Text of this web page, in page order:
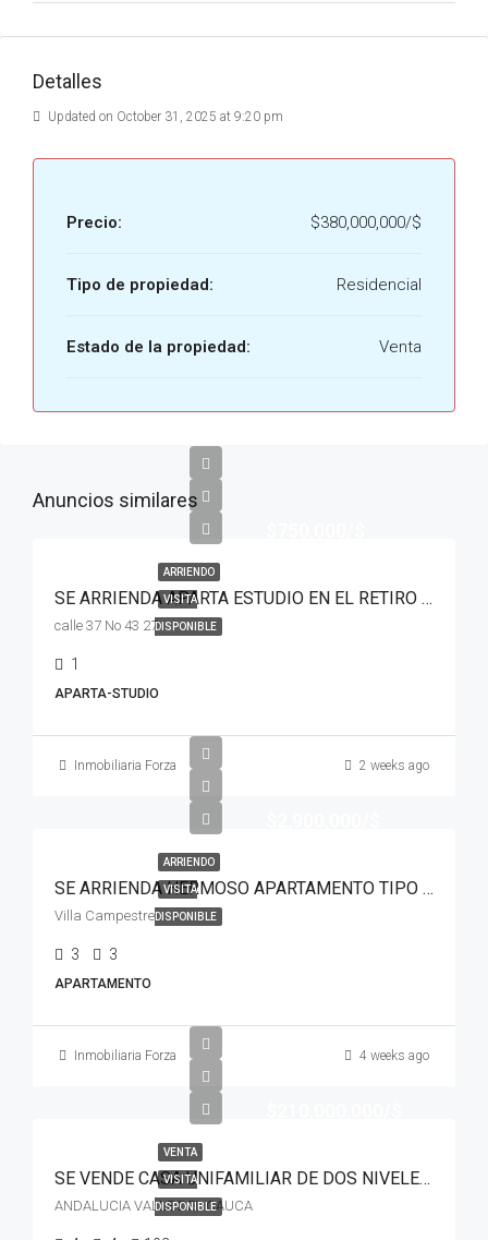
Detalles
Updated on October 31, 2025 at 9:20 pm
Precio: $380,000,000/$
Tipo de propiedad: Residencial
Estado de la propiedad: Venta
Anuncios similares
ARRIENDO
VISITA
DISPONIBLE
SE ARRIENDA APARTA ESTUDIO EN EL RETIRO TULUA VALLE
calle 37 No 43 27
1
APARTA-STUDIO
Inmobiliaria Forza 2 weeks ago
ARRIENDO
VISITA
DISPONIBLE
SE ARRIENDA HERMOSO APARTAMENTO TIPO PENTHOUSE PARA ESTRENAR
Villa Campestre
3 3
APARTAMENTO
Inmobiliaria Forza 4 weeks ago
VENTA
VISITA
DISPONIBLE
SE VENDE CASA UNIFAMILIAR DE DOS NIVELES EN ANDALUCIA VALLE
ANDALUCIA VALLE DEL CAUCA